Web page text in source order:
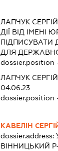
ЛАПЧУК
ДІЇ ВІД
ДЛЯ
dossier.position
ЛАПЧУК
04.06.23
dossier.position
КАВЕЛІН
dossier.address:
ВІННИЦЬКИЙ